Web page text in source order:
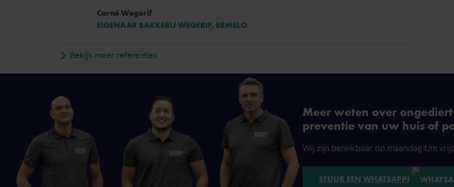
Corné Wegerif
EIGENAAR BAKKERIJ WEGERIF, ERMELO
Bekijk meer referenties
Meer weten over
preventie van uw huis of
Wij zijn bereikbaar op maandag t/m
STUUR EEN WHATSAPP!